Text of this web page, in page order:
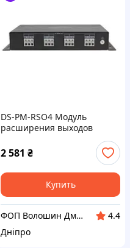
DS-PM-RSO4 Модуль
расширения выходов
2 581 ₴
Купить
ФОП Волошин Дмитро Олексійович
4.4
Дніпро